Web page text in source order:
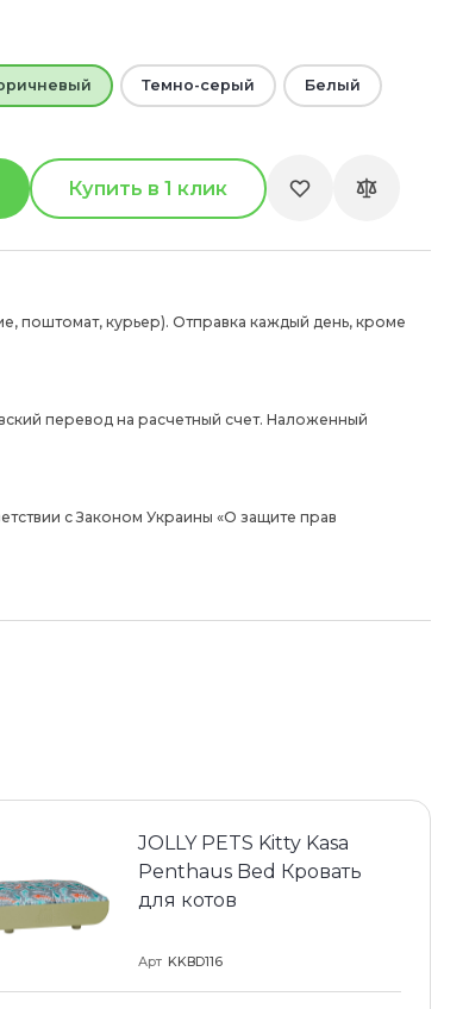
Темно-серый Белый
Купить в 1 клик
поштомат, курьер). Отправка каждый день, кроме
перевод на расчетный счет. Наложенный
с Законом Украины «О защите прав
JOLLY PETS Kitty Kasa
Penthaus Bed Кровать
для котов
Арт KKBD116